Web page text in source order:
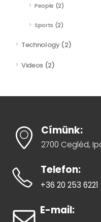
People (2)
Sports (2)
Technology(2)
Videos (2)
Címünk:
2700 Cegléd,
Telefon:
+36 20 253 6221
E-mail: